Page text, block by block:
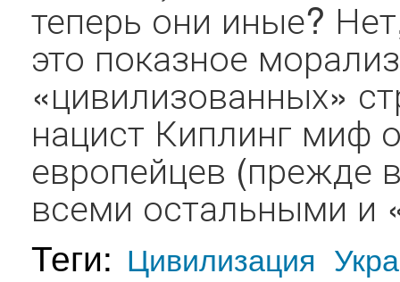
теперь они иные?
это показное
«цивилизованных»
нацист Киплинг миф
европейцев (прежде
всеми остальными и
Теги: Цивилизация